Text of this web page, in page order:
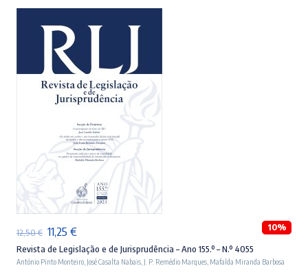
era:
22,00 €.
é:
19,80 €.
12,50€ O
preço
original
11,25 €O
preço
atual
10%
Revista de Legislação e de Jurisprudência – Ano 155.º – N.º 4055
António Pinto Monteiro José Casalta Nabais J. P. Remédio Marques Mafalda Miranda Barbosa